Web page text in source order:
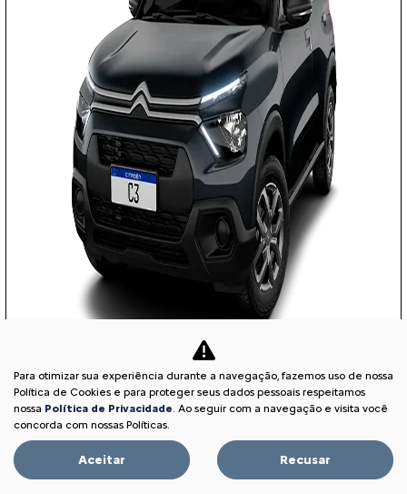
COM SEU USADO NA TROCA
PESSOA FÍSICA
Para otimizar sua experiência durante a navegação, fazemos uso de nossa
Política de Cookies e para proteger seus dados pessoais respeitamos
nossa Política de Privacidade. Ao seguir com a navegação e visita você
concorda com nossas Políticas.
Aceitar Recusar